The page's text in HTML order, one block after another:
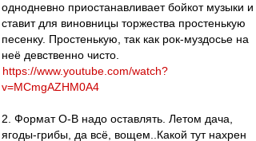
однодневно приостанавливает бойкот музыки и
ставит для виновницы торжества простенькую
песенку. Простенькую, так как рок-муздосье на
неё девственно чисто.
https://www.youtube.com/watch?
v=MCmgAZHM0A4
2. Формат О-В надо оставлять. Летом дача,
ягоды-грибы, да всё, вощем..Какой тут нахрен